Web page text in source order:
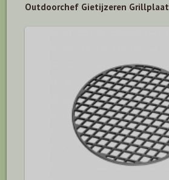
Outdoorchef Gietijzeren Grillplaat